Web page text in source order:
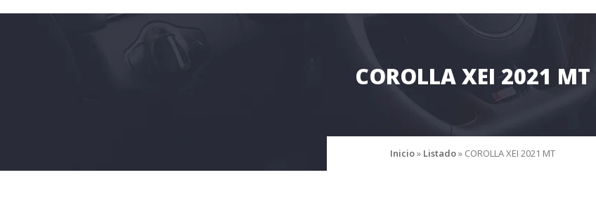
COROLLA XEI 2021 MT
Inicio» Listado» COROLLA XEI 2021 MT